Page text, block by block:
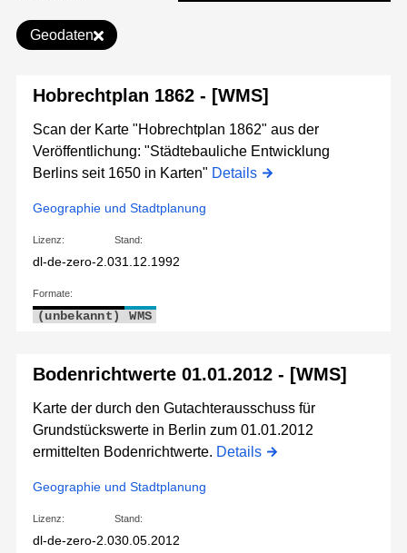
Geodaten
Hobrechtplan 1862 - [WMS]
Scan der Karte "Hobrechtplan 1862" aus der
Veröffentlichung: "Städtebauliche Entwicklung
Berlins seit 1650 in Karten" Details
Geographie und Stadtplanung
Lizenz:
dl-de-zero-2.0
Stand:
31.12.1992
Formate:
(unbekannt) WMS
Bodenrichtwerte 01.01.2012 - [WMS]
Karte der durch den Gutachterausschuss für
Grundstückswerte in Berlin zum 01.01.2012
ermittelten Bodenrichtwerte. Details
Geographie und Stadtplanung
Lizenz:
dl-de-zero-2.0
Stand:
30.05.2012